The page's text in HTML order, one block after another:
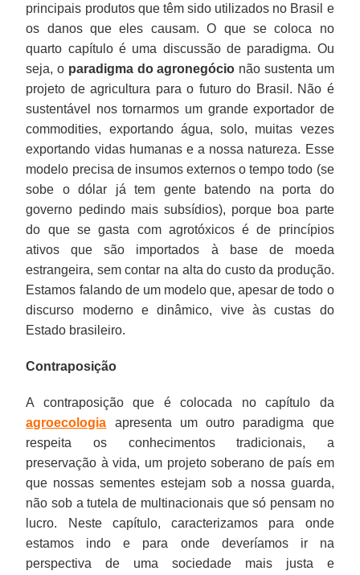
principais produtos que têm sido utilizados no Brasil e
os danos que eles causam. O que se coloca no
quarto capítulo é uma discussão de paradigma. Ou
seja, o paradigma do agronegócio não sustenta um
projeto de agricultura para o futuro do Brasil. Não é
sustentável nos tornarmos um grande exportador de
commodities, exportando água, solo, muitas vezes
exportando vidas humanas e a nossa natureza. Esse
modelo precisa de insumos externos o tempo todo (se
sobe o dólar já tem gente batendo na porta do
governo pedindo mais subsídios), porque boa parte
do que se gasta com agrotóxicos é de princípios
ativos que são importados à base de moeda
estrangeira, sem contar na alta do custo da produção.
Estamos falando de um modelo que, apesar de todo o
discurso moderno e dinâmico, vive às custas do
Estado brasileiro.
Contraposição
A contraposição que é colocada no capítulo da
agroecologia apresenta um outro paradigma que
respeita os conhecimentos tradicionais, a
preservação à vida, um projeto soberano de país em
que nossas sementes estejam sob a nossa guarda,
não sob a tutela de multinacionais que só pensam no
lucro. Neste capítulo, caracterizamos para onde
estamos indo e para onde deveríamos ir na
perspectiva de uma sociedade mais justa e